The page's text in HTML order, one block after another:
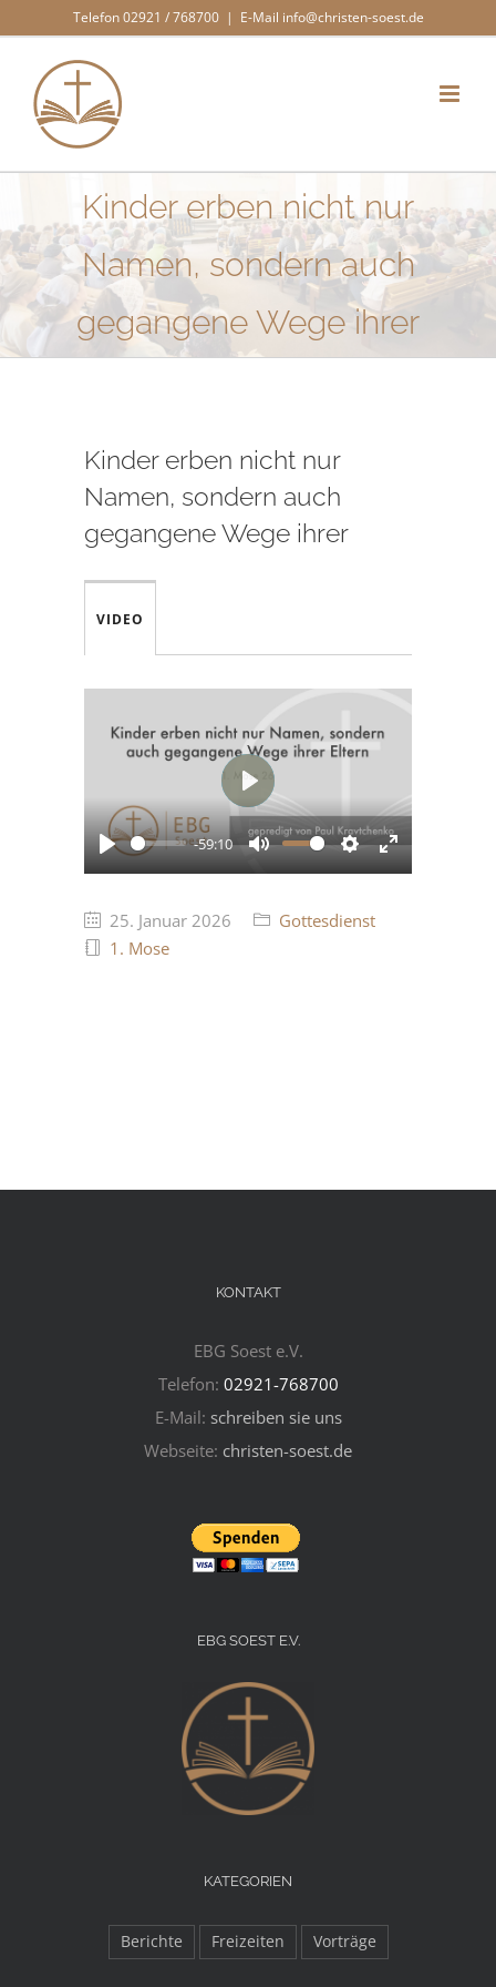
springen
Telefon 02921 / 768700 | E-Mail info@christen-soest.de
Kinder erben nicht nur
Namen, sondern auch
gegangene Wege ihrer
Kinder erben nicht nur
Namen, sondern auch
gegangene Wege ihrer
VIDEO
Play
-59:10
Mute Settings
Enter
Play
25. Januar 2026
Gottesdienst
1. Mose
KONTAKT
EBG Soest e.V.
Telefon: 02921-768700
E-Mail: schreiben sie uns
Webseite: christen-soest.de
EBG SOEST E.V.
KATEGORIEN
Berichte Freizeiten Vorträge